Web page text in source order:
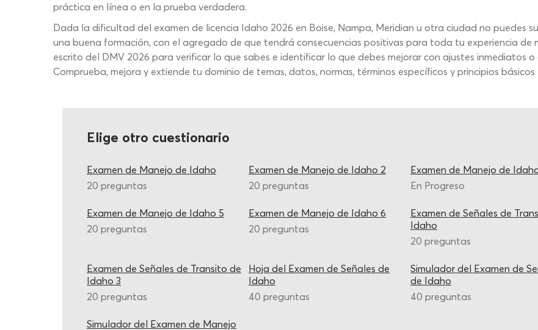
práctica en línea o en la prueba verdadera.
Dada la dificultad del examen de licencia Idaho 2026 en Boise, Nampa, Meridian u otra ciudad no puedes
una buena formación, con el agregado de que tendrá consecuencias positivas para toda tu experiencia
escrito del DMV 2026 para verificar lo que sabes e identificar lo que debes mejorar con ajustes inmediatos
Comprueba, mejora y extiende tu dominio de temas, datos, normas, términos específicos y principios
Elige otro cuestionario
Examen de Manejo de Idaho
20 preguntas
Examen de Manejo de Idaho 2
20 preguntas
Examen de Manejo de
En Progreso
Examen de Manejo de Idaho 5
20 preguntas
Examen de Manejo de Idaho 6
20 preguntas
Examen de Señales de
Idaho
20 preguntas
Examen de Señales de Transito de
Idaho 3
20 preguntas
Hoja del Examen de Señales de
Idaho
40 preguntas
Simulador del Examen de
de Idaho
40 preguntas
Simulador del Examen de Manejo